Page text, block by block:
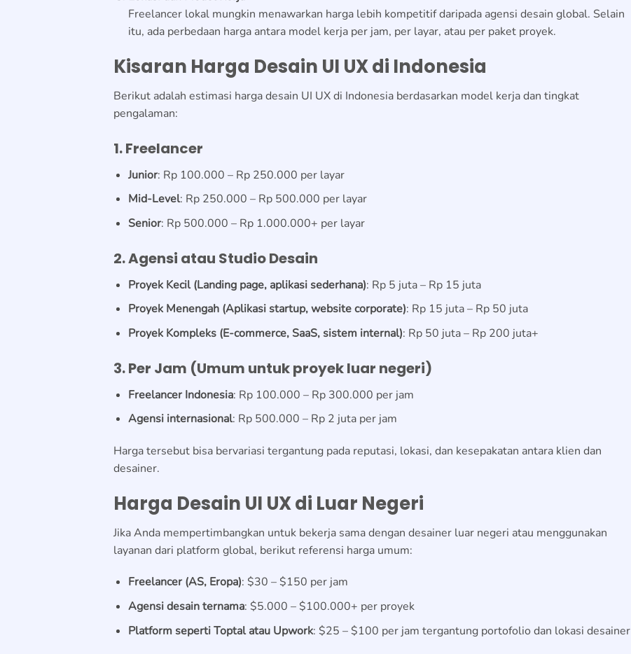
Freelancer lokal mungkin menawarkan harga lebih kompetitif daripada agensi desain global. Selain
itu, ada perbedaan harga antara model kerja per jam, per layar, atau per paket proyek.
Kisaran Harga Desain UI UX di Indonesia
Berikut adalah estimasi harga desain UI UX di Indonesia berdasarkan model kerja dan tingkat
pengalaman:
1. Freelancer
Junior: Rp 100.000 – Rp 250.000 per layar
Mid-Level: Rp 250.000 – Rp 500.000 per layar
Senior: Rp 500.000 – Rp 1.000.000+ per layar
2. Agensi atau Studio Desain
Proyek Kecil (Landing page, aplikasi sederhana): Rp 5 juta – Rp 15 juta
Proyek Menengah (Aplikasi startup, website corporate): Rp 15 juta – Rp 50 juta
Proyek Kompleks (E-commerce, SaaS, sistem internal): Rp 50 juta – Rp 200 juta+
3. Per Jam (Umum untuk proyek luar negeri)
Freelancer Indonesia: Rp 100.000 – Rp 300.000 per jam
Agensi internasional: Rp 500.000 – Rp 2 juta per jam
Harga tersebut bisa bervariasi tergantung pada reputasi, lokasi, dan kesepakatan antara klien dan
desainer.
Harga Desain UI UX di Luar Negeri
Jika Anda mempertimbangkan untuk bekerja sama dengan desainer luar negeri atau menggunakan
layanan dari platform global, berikut referensi harga umum:
Freelancer (AS, Eropa): $30 – $150 per jam
Agensi desain ternama: $5.000 – $100.000+ per proyek
Platform seperti Toptal atau Upwork: $25 – $100 per jam tergantung portofolio dan lokasi desainer